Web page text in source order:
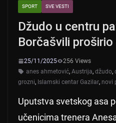
SPORT SVE VESTI
Džudo u centru
Borčašvili proširio
25/11/2025
256 Views
anes ahmetović, Austrija, džudo,
grozni, Islamski centar Gazilar, novi
Uputstva svetskog asa
učenicima trenera